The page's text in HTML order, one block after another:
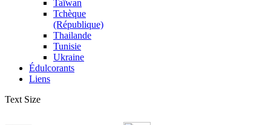
Taïwan
Tchèque
(République)
Thailande
Tunisie
Ukraine
Édulcorants
Liens
Text Size